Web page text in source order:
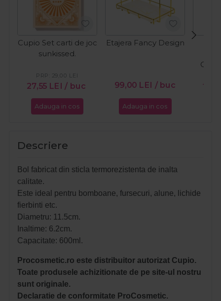
Cupio Set carti de joc
sunkissed.
27,55 LEI / buc
PRP: 29,00 LEI
Adauga in cos
Etajera Fancy Design
99,00 LEI / buc
Adauga in cos
Descriere
Bol fabricat din sticla termorezistenta de inalta
calitate.
Este ideal pentru bomboane, fursecuri, alune, lichide
fierbinti etc.
Diametru: 11.5cm.
Inaltime: 6.2cm.
Capacitate: 600ml.
Procosmetic.ro este distribuitor autorizat Cupio.
Toate produsele achizitionate de pe site-ul nostru
sunt originale.
Declaratie de conformitate ProCosmetic.